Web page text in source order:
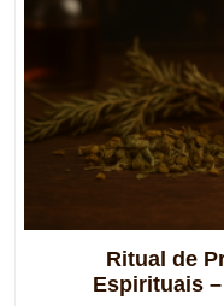
Ritual de
Espirituais